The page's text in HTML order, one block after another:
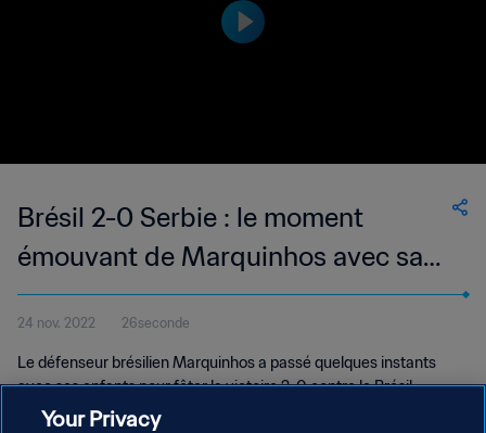
Brésil 2-0 Serbie : le moment
émouvant de Marquinhos avec sa
famille
24 nov. 2022 26seconde
Le défenseur brésilien Marquinhos a passé quelques instants
avec ses enfants pour fêter la victoire 2-0 contre le Brésil.
Your Privacy